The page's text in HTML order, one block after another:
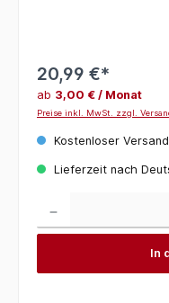
20,99 €*
ab 3,00 € / Monat
Preise inkl. MwSt. zzgl.
Kostenloser Versand
Lieferzeit nach
In